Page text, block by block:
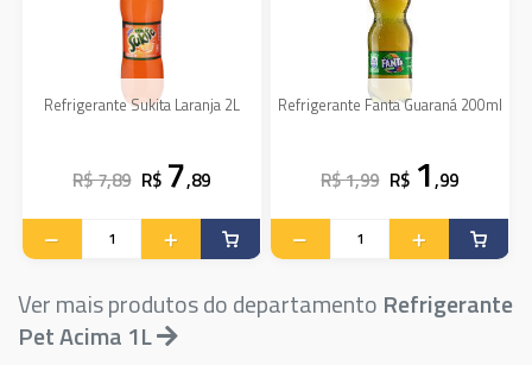
Refrigerante Sukita Laranja 2L
R$ 7,89 R$ 7,89
Refrigerante Fanta Guaraná 200ml
R$ 1,99 R$ 1,99
Ver mais produtos do departamento Refrigerante
Pet Acima 1L